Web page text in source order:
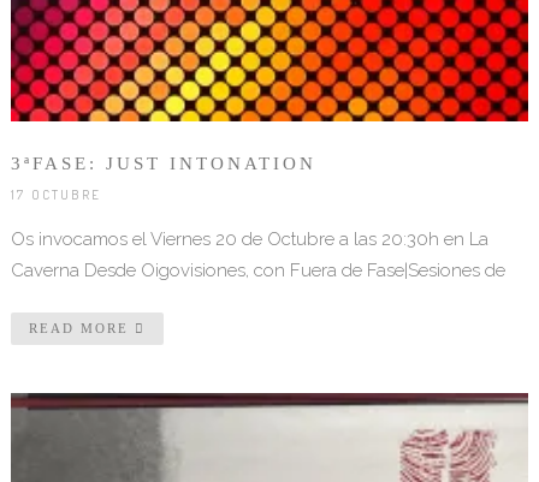
3ªFASE: JUST INTONATION
17 OCTUBRE
Os invocamos el Viernes 20 de Octubre a las 20:30h en La
Caverna Desde Oigovisiones, con Fuera de Fase|Sesiones de
READ MORE